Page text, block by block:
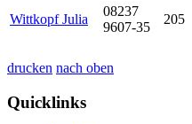
Wittkopf Julia
08237
9607-35
205
drucken nach oben
Quicklinks